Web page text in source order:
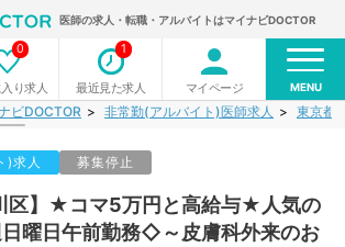
医師の求人・転職・アルバイトはマイナビDOCTOR
り求人
0
最近見た求人
1
マイページ MENU
ビDOCTOR 非常勤(アルバイト)医師求人 東京都
)求人 募集停止
区】★コマ5万円と高給与★人気の
曜日午前勤務◇～皮膚科外来のお